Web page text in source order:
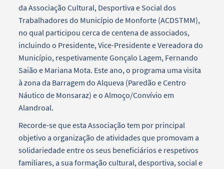
da Associação Cultural, Desportiva e Social dos
Trabalhadores do Município de Monforte (ACDSTMM),
no qual participou cerca de centena de associados,
incluindo o Presidente, Vice-Presidente e Vereadora do
Município, respetivamente Gonçalo Lagem, Fernando
Saião e Mariana Mota. Este ano, o programa uma visita
à zona da Barragem do Alqueva (Paredão e Centro
Náutico de Monsaraz) e o Almoço/Convívio em
Alandroal.
Recorde-se que esta Associação tem por principal
objetivo a organização de atividades que promovam a
solidariedade entre os seus beneficiários e respetivos
familiares, a sua formação cultural, desportiva, social e